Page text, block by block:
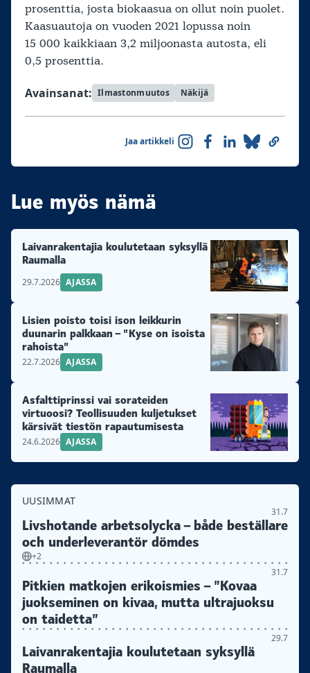
prosenttia, josta biokaasua on ollut noin puolet.
Kaasuautoja on vuoden 2021 lopussa noin
15 000 kaikkiaan 3,2 miljoonasta autosta, eli
0,5 prosenttia.
Avainsanat: Ilmastonmuutos Näkijä
Jaa artikkeli
Lue myös nämä
Laivanrakentajia koulutetaan syksyllä
Raumalla
29.7.2026 AJASSA
Lisien poisto toisi ison leikkurin
duunarin palkkaan – ”Kyse on isoista
rahoista”
22.7.2026 AJASSA
Asfalttiprinssi vai sorateiden
virtuoosi? Teollisuuden kuljetukset
kärsivät tiestön rapautumisesta
24.6.2026 AJASSA
UUSIMMAT
31.7
Livshotande arbetsolycka – både beställare
och underleverantör dömdes
+2
31.7
Pitkien matkojen erikoismies – ”Kovaa
juokseminen on kivaa, mutta ultrajuoksu
on taidetta”
29.7
Laivanrakentajia koulutetaan syksyllä
Raumalla